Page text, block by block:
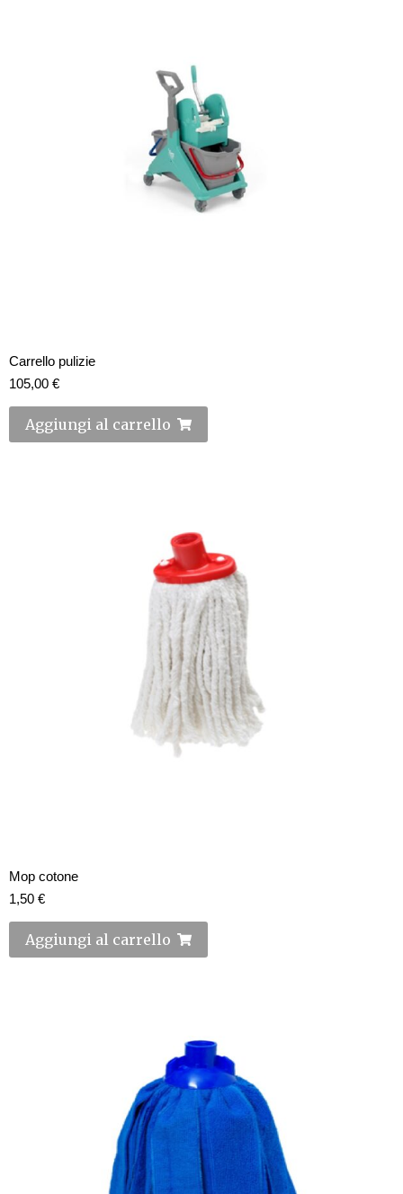
Carrello pulizie
105,00 €
Aggiungi al carrello
Mop cotone
1,50 €
Aggiungi al carrello